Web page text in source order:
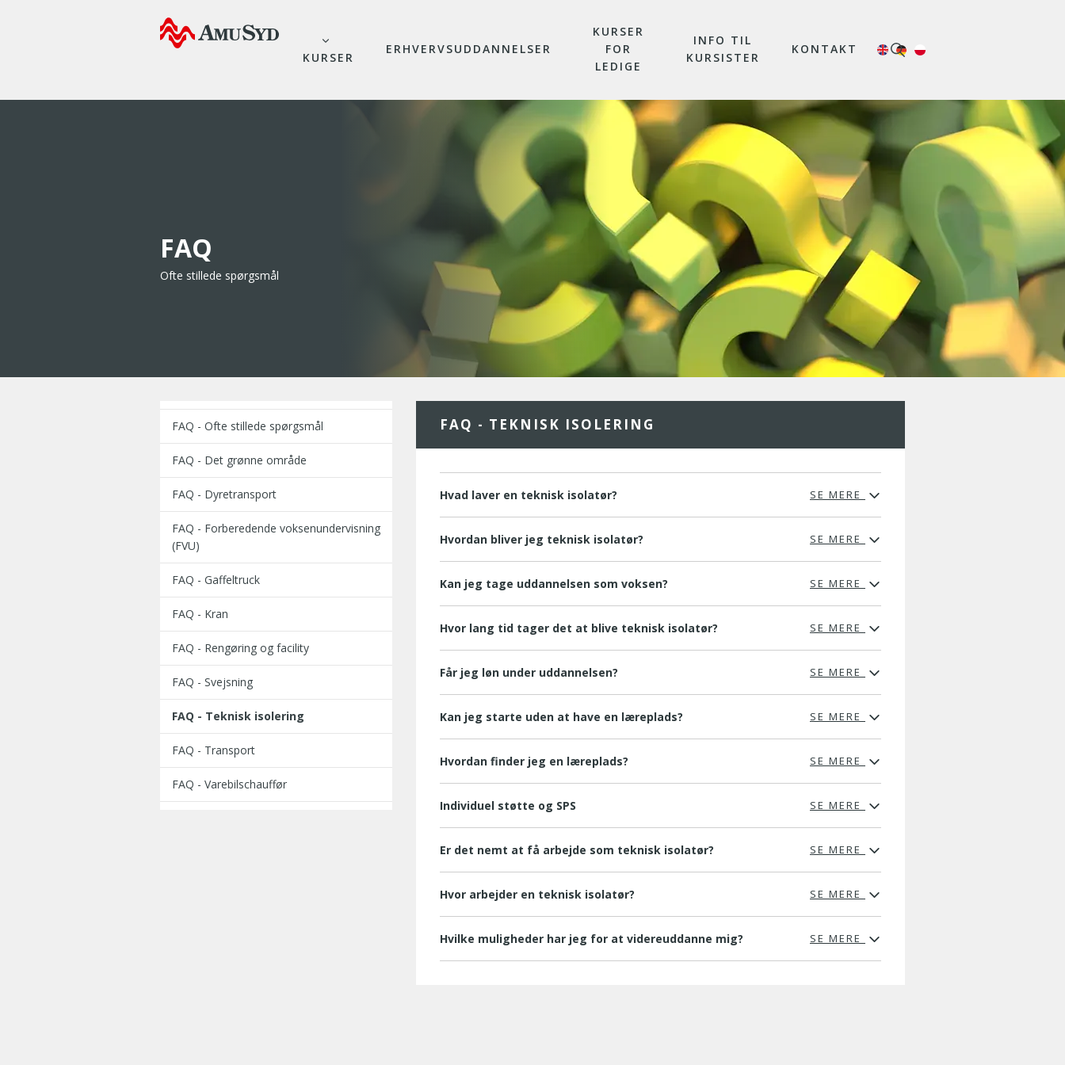
KURSER
ERHVERVSUDDANNELSER
KURSER
FOR
LEDIGE
INFO TIL
KURSISTER
KONTAKT
FAQ
Ofte stillede spørgsmål
FAQ - Ofte stillede spørgsmål
FAQ - Det grønne område
FAQ - Dyretransport
FAQ - Forberedende voksenundervisning
(FVU)
FAQ - Gaffeltruck
FAQ - Kran
FAQ - Rengøring og facility
FAQ - Svejsning
FAQ - Teknisk isolering
FAQ - Transport
FAQ - Varebilschauffør
FAQ - TEKNISK ISOLERING
Hvad laver en teknisk isolatør? SE MERE
Hvordan bliver jeg teknisk isolatør? SE MERE
Kan jeg tage uddannelsen som voksen? SE MERE
Hvor lang tid tager det at blive teknisk isolatør? SE MERE
Får jeg løn under uddannelsen? SE MERE
Kan jeg starte uden at have en læreplads? SE MERE
Hvordan finder jeg en læreplads? SE MERE
Individuel støtte og SPS SE MERE
Er det nemt at få arbejde som teknisk isolatør? SE MERE
Hvor arbejder en teknisk isolatør? SE MERE
Hvilke muligheder har jeg for at videreuddanne mig? SE MERE